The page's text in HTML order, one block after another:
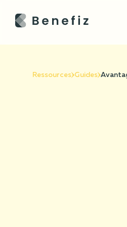
Ressources Guides